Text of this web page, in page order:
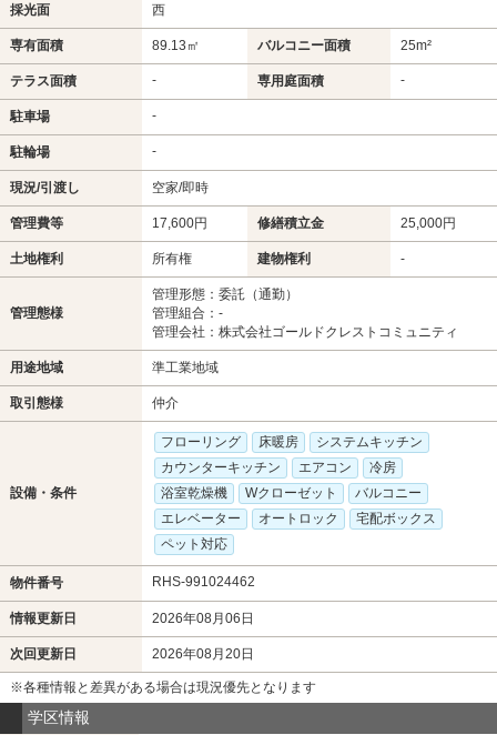
採光面 西
専有面積 89.13㎡ バルコニー面積 25m²
テラス面積 - 専用庭面積 -
駐車場 -
駐輪場 -
現況/引渡し 空家/即時
管理費等 17,600円 修繕積立金 25,000円
土地権利 所有権 建物権利 -
管理態様
管理形態：委託（通勤）
管理組合：-
管理会社：株式会社ゴールドクレストコミュニティ
用途地域 準工業地域
取引態様 仲介
設備・条件
フローリング 床暖房
システムキッチン
カウンターキッチン
エアコン
冷房
浴室乾燥機
Wクローゼット
バルコニー
エレベーター
オートロック
宅配ボックス
ペット対応
物件番号 RHS-991024462
情報更新日 2026年08月06日
次回更新日 2026年08月20日
※各種情報と差異がある場合は現況優先となります
学区情報